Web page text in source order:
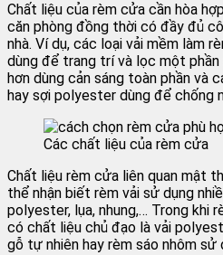
Chất liệu của rèm cửa cần hòa
căn phòng đồng thời có đầy đủ
nhà. Ví dụ, các loại vải mềm làm
dùng để trang trí và lọc một phần
hơn dùng cản sáng toàn phần và
hay sợi polyester dùng để chống
Các chất liệu của rèm cửa
Chất liệu rèm cửa liên quan mật
thể nhận biết rèm vải sử dụng
polyester, lụa, nhung,… Trong khi
có chất liệu chủ đạo là vải
gỗ tự nhiên hay rèm sáo nhôm sử